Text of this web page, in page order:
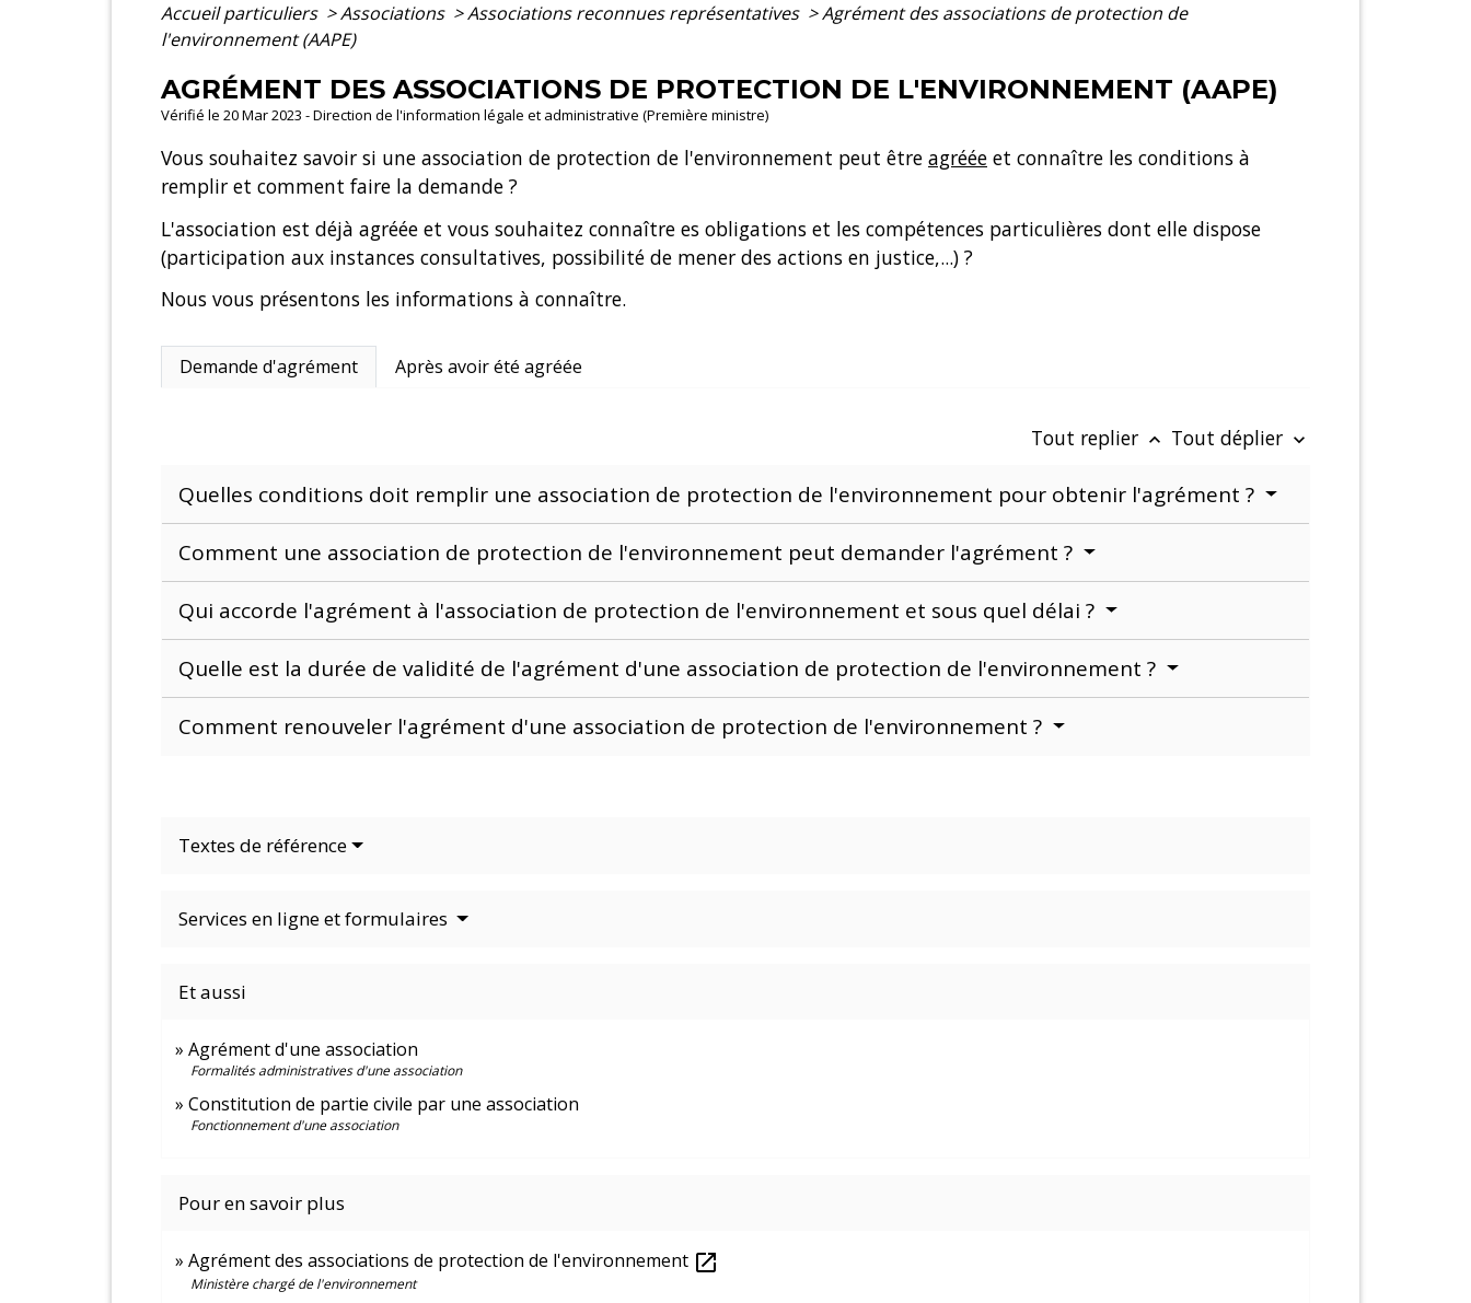
Accueil particuliers >Associations >Associations reconnues représentatives >Agrément des associations de protection de
l'environnement (AAPE)
AGRÉMENT DES ASSOCIATIONS DE PROTECTION DE L'ENVIRONNEMENT (AAPE)
Vérifié le 20 Mar 2023 - Direction de l'information légale et administrative (Première ministre)
Vous souhaitez savoir si une association de protection de l'environnement peut être agréée et connaître les conditions à
remplir et comment faire la demande ?
L'association est déjà agréée et vous souhaitez connaître es obligations et les compétences particulières dont elle dispose
(participation aux instances consultatives, possibilité de mener des actions en justice,...) ?
Nous vous présentons les informations à connaître.
Demande d'agrément Après avoir été agréée
Tout replier keyboard_arrow_up Tout déplier keyboard_arrow_down
Quelles conditions doit remplir une association de protection de l'environnement pour obtenir l'agrément ?
Comment une association de protection de l'environnement peut demander l'agrément ?
Qui accorde l'agrément à l'association de protection de l'environnement et sous quel délai ?
Quelle est la durée de validité de l'agrément d'une association de protection de l'environnement ?
Comment renouveler l'agrément d'une association de protection de l'environnement ?
Textes de référence
Services en ligne et formulaires
Et aussi
Agrément d'une association
Formalités administratives d'une association
Constitution de partie civile par une association
Fonctionnement d'une association
Pour en savoir plus
Agrément des associations de protection de l'environnement open_in_new
Ministère chargé de l'environnement